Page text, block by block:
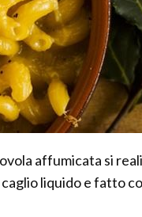
affumicata si
liquido e fatto